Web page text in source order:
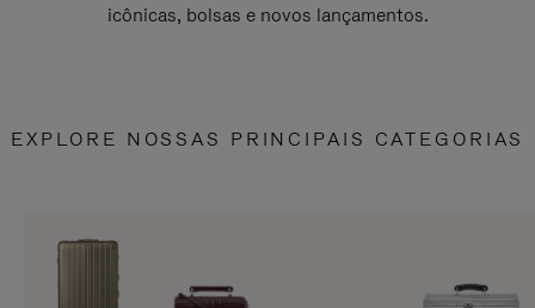
icônicas, bolsas e novos lançamentos.
EXPLORE NOSSAS PRINCIPAIS CATEGORIAS